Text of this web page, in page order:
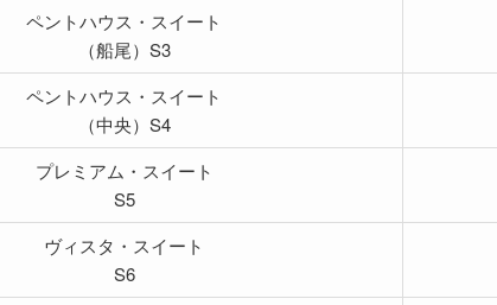
ペントハウス・スイート
（船尾）S3
ペントハウス・スイート
（中央）S4
プレミアム・ スイート
S5
ヴィスタ・ スイート
S6